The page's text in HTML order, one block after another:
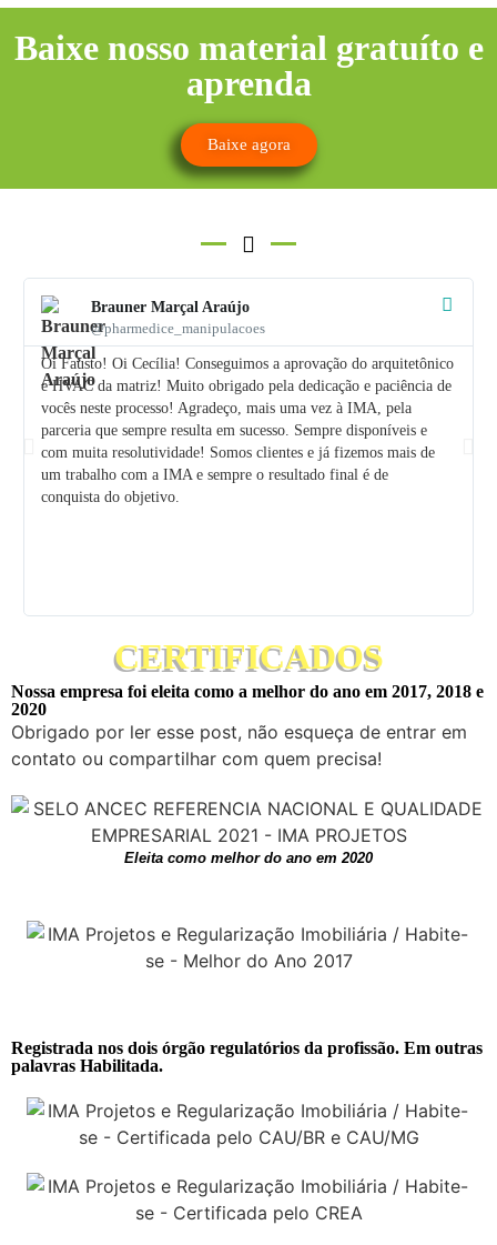
Baixe nosso material gratuíto e
aprenda
Baixe agora
Brauner Marçal Araújo
@pharmedice_manipulacoes
Oi Fausto! Oi Cecília! Conseguimos a aprovação do arquitetônico
e HVAC da matriz! Muito obrigado pela dedicação e paciência de
vocês neste processo! Agradeço, mais uma vez à IMA, pela
parceria que sempre resulta em sucesso. Sempre disponíveis e
com muita resolutividade! Somos clientes e já fizemos mais de
um trabalho com a IMA e sempre o resultado final é de
conquista do objetivo.
CERTIFICADOS
Nossa empresa foi eleita como a melhor do ano em 2017, 2018 e
2020
Obrigado por ler esse post, não esqueça de entrar em
contato ou compartilhar com quem precisa!
Eleita como melhor do ano em 2020
Registrada nos dois órgão regulatórios da profissão. Em outras
palavras Habilitada.